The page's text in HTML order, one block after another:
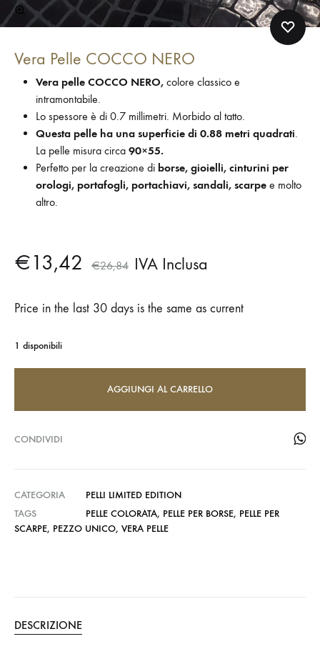
Vera Pelle COCCO NERO
Vera pelle COCCO NERO, colore classico e
intramontabile.
Lo spessore è di 0.7 millimetri. Morbido al tatto.
Questa pelle ha una superficie di 0.88 metri quadrati.
La pelle misura circa 90×55.
Perfetto per la creazione di borse, gioielli, cinturini per
orologi, portafogli, portachiavi, sandali, scarpe e molto
altro.
€13,42 €26,84 IVA Inclusa
Price in the last 30 days is the same as current
1 disponibili
AGGIUNGI AL CARRELLO
CONDIVIDI
CATEGORIA
PELLI LIMITED EDITION
TAGS
PELLE COLORATA, PELLE PER BORSE, PELLE PER
SCARPE, PEZZO UNICO, VERA PELLE
DESCRIZIONE